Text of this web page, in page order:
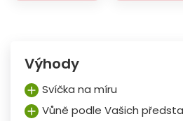
Výhody
Svíčka na míru
Vůně podle Vašich